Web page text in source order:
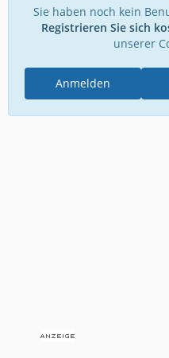
Sie haben noch kein
Registrieren Sie sich
unserer
Anmelden